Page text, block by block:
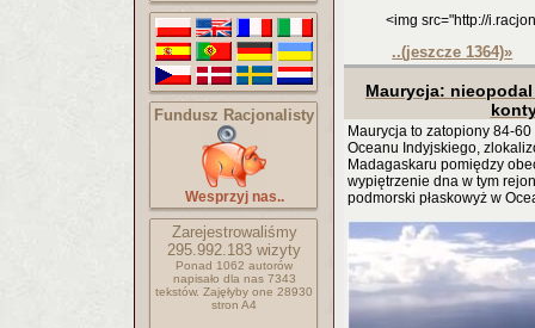
Fundusz Racjonalisty
Wesprzyj nas..
Zarejestrowaliśmy
295.992.183 wizyty
Ponad 1062 autorów
napisało dla nas 7343
tekstów. Zajęłyby one 28930
stron A4
<img src="http://
..(jeszcze 1364)»
Maurycja:
Maurycja to zatopiony 84-
Oceanu Indyjskiego,
Madagaskaru pomiędzy
wypiętrzenie dna w tym
podmorski płaskowyż w